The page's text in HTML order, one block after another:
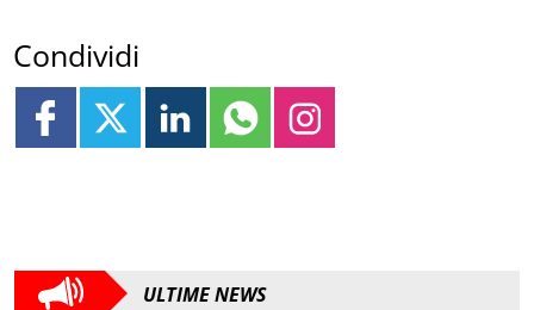
Condividi
ULTIME NEWS